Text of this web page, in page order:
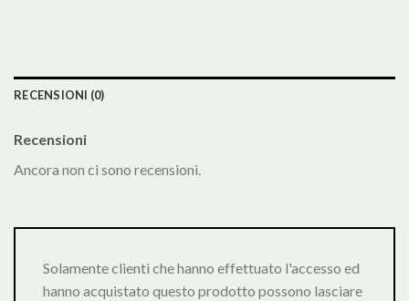
RECENSIONI (0)
Recensioni
Ancora non ci sono recensioni.
Solamente clienti che hanno effettuato l'accesso ed
hanno acquistato questo prodotto possono lasciare